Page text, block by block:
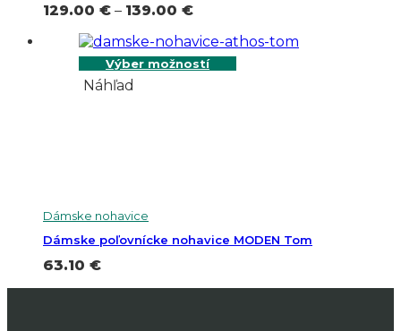
129.00 € – 139.00 €Price
129.00 €
through
Výber možností
Náhľad
Dámske nohavice
Dámske poľovnícke nohavice MODEN Tom
63.10 €